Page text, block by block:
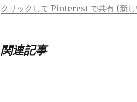
クリックして Pinterest で共有 (新
関連記事